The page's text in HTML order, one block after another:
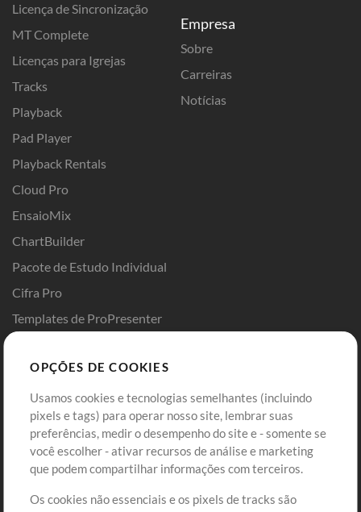
Licença de Sincronização
MT Complete
Licenças para Igrejas
Tracks
Playback
Pad Player
Playback Rentals
Cloud Pro
EnsaioMix
ChartBuilder
Pacote de Estudo Individual
Cifra Pro
Templates de ProPresenter
Empresa
Sobre
Carreiras
Notícias
Comprar Créditos
Conteúdo Grátis
Solicite uma Música
Extras
Entre
Cadastre-se
Ir ao carrinho
OPÇÕES DE COOKIES
Usamos cookies e tecnologias semelhantes (incluindo
pixels e tags) para operar nosso site, lembrar suas
preferências, medir o desempenho do site e - somente se
você escolher - ativar recursos de análise e marketing
que podem compartilhar informações com terceiros.
Os cookies não essenciais e os pixels de tracks são